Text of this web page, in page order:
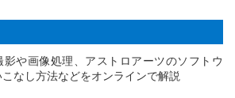
影や画像処理、アストロアーツのソフトウ
こなし方法などをオンラインで解説